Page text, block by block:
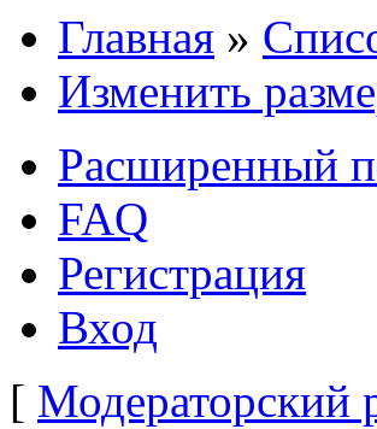
Главная »
Изменить
Расширенный
FAQ
Регистрация
Вход
[ Модераторский